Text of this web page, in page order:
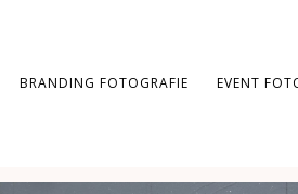
BRANDING FOTOGRAFIE EVENT